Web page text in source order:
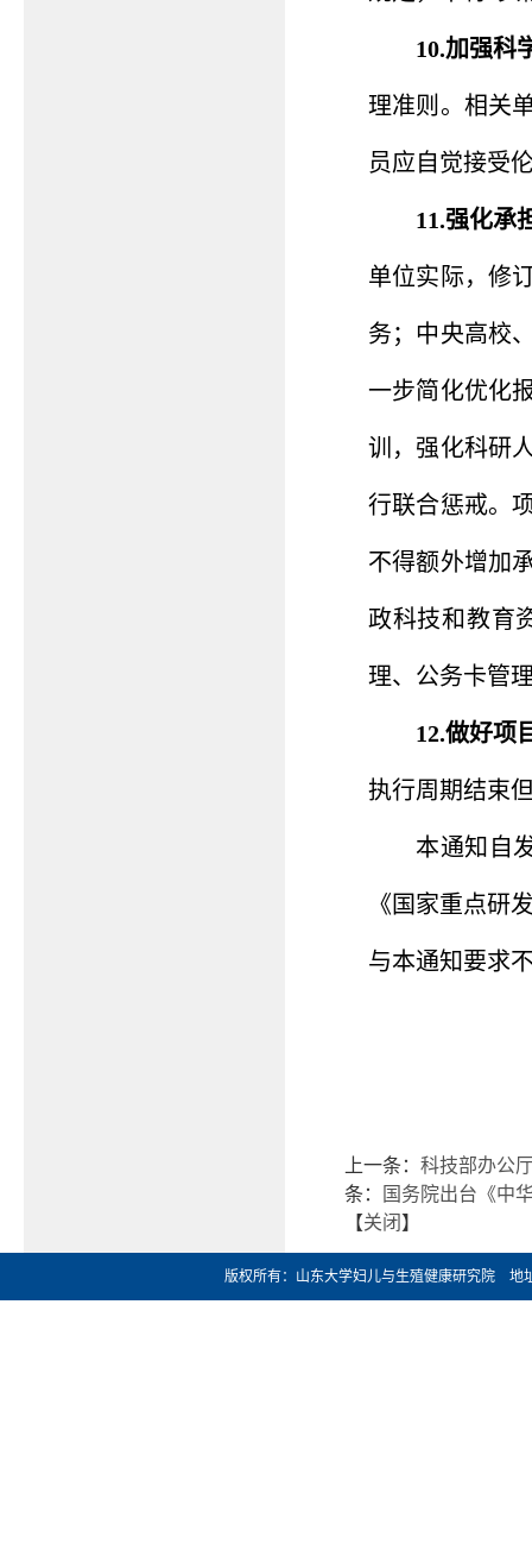
10.加强科
理准则。相关
员应自觉接受
11.强化承
单位实际，修
务；中央高校
一步简化优化
训，强化科研
行联合惩戒。
不得额外增加
政科技和教育
理、公务卡管
12.做好项
执行周期结束
本通知自
《国家重点研
与本通知要求
上一条： 科技部办公
条：
国务院出台《中
【关闭 】
版权所有：山东大学妇儿与生殖健康研究院 地